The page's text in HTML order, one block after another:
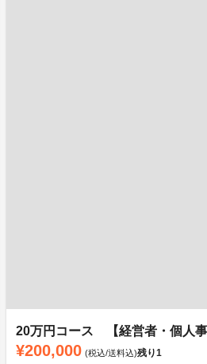
20万円コース 【経営者・個人事
¥200,000 (税込/送料込)残り1